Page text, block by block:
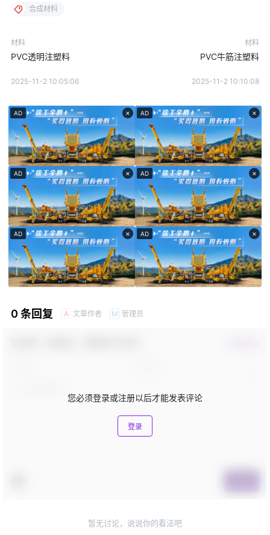
合成材料
材料
PVC透明注塑料
2025-11-2 10:05:06
材料
PVC牛筋注塑料
2025-11-2 10:10:08
×
AD ×
AD
×
AD ×
AD
×
AD ×
AD
0 条回复 A 文章作者 M 管理员
您必须登录或注册以后才能发表评论
登录
暂无讨论，说说你的看法吧